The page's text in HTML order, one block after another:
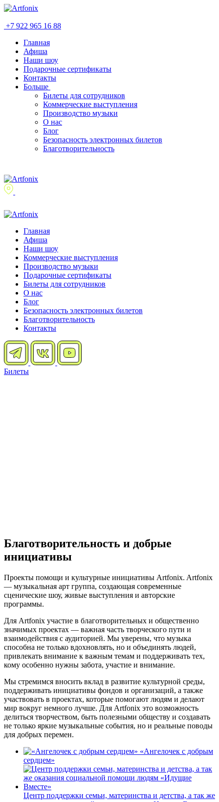
+7 922 965 16 88
Главная
Афиша
Наши шоу
Подарочные сертификаты
Контакты
Больше
Билеты для сотрудников
Коммерческие выступления
Производство музыки
О нас
Блог
Безопасность электронных билетов
Благотворительность
Главная
Афиша
Наши шоу
Коммерческие выступления
Производство музыки
Подарочные сертификаты
Билеты для сотрудников
О нас
Блог
Безопасность электронных билетов
Благотворительность
Контакты
Билеты
Благотворительность и добрые
инициативы
Проекты помощи и культурные инициативы Artfonix. Artfonix
— музыкальная арт группа, создающая современные
сценические шоу, живые выступления и авторские
программы.
Для Artfonix участие в благотворительных и общественно
значимых проектах — важная часть творческого пути и
взаимодействия с аудиторией. Мы уверены, что музыка
способна не только вдохновлять, но и объединять людей,
привлекать внимание к важным темам и поддерживать тех,
кому особенно нужны забота, участие и внимание.
Мы стремимся вносить вклад в развитие культурной среды,
поддерживать инициативы фондов и организаций, а также
участвовать в проектах, которые помогают людям и делают
мир вокруг немного лучше. Для Artfonix это возможность
делиться творчеством, быть полезными обществу и создавать
не только яркие музыкальные события, но и реальные поводы
для добрых перемен.
«Ангелочек с добрым
сердцем»
Центр поддержки семьи, материнства и детства, а так же